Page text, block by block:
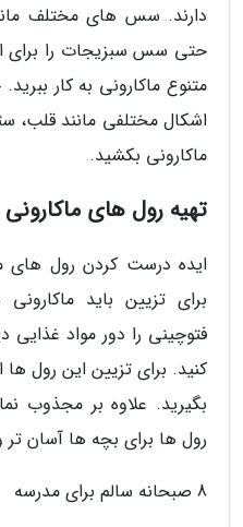
دارند. سس های مختلف
حتی سس سبزیجات را برای
متنوع ماکارونی به کار
اشکال مختلفی مانند قلب،
ماکارونی بکشید.
تهیه رول های
ایده درست کردن رول های
برای تزیین باید
فتوچینی را دور مواد
کنید. برای تزیین این رول
بگیرید. علاوه بر مجذوب
رول ها برای بچه ها آسان
8 صبحانه سالم برای مدرسه